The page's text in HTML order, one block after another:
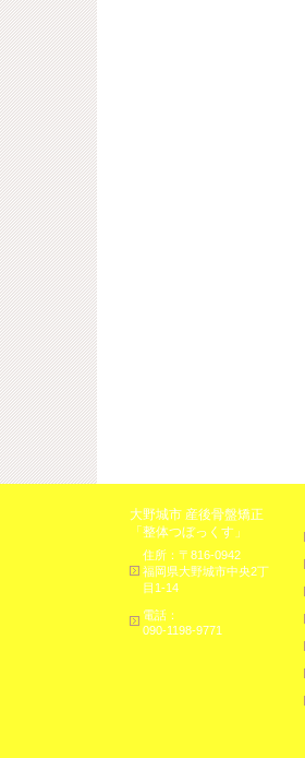
大野城市 産後骨盤矯正
「整体つぼっくす」
住所：〒816-0942
福岡県大野城市中央2丁
目1-14
電話：
090-1198-9771